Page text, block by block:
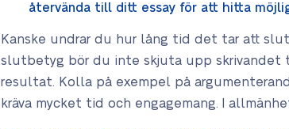
återvända till ditt essay för att hitta
Kanske undrar du hur lång tid det tar att
slutbetyg bör du inte skjuta upp skrivandet
resultat. Kolla på exempel på
kräva mycket tid och engagemang. I